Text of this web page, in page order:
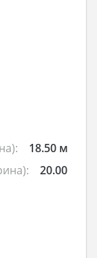
18.50 м
20.00